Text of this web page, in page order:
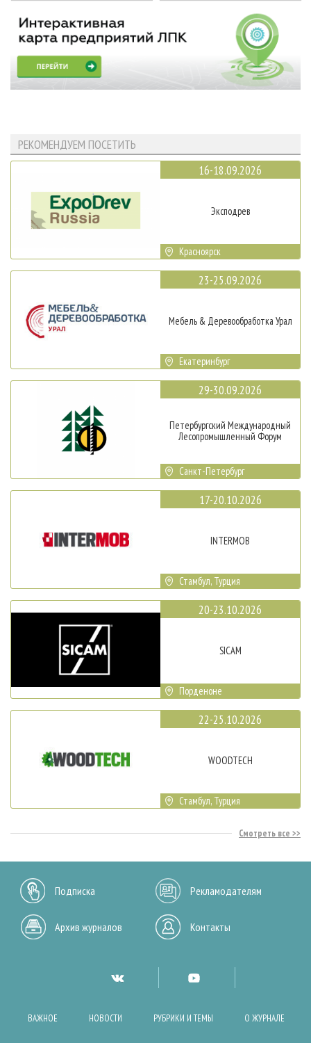
РЕКОМЕНДУЕМ ПОСЕТИТЬ
16-18.09.2026
Эксподрев
Красноярск
23-25.09.2026
Мебель & Деревообработка Урал
Екатеринбург
29-30.09.2026
Петербургский Международный
Лесопромышленный Форум
Санкт-Петербург
17-20.10.2026
INTERMOB
Стамбул, Турция
20-23.10.2026
SICAM
Порденоне
22-25.10.2026
WOODTECH
Стамбул, Турция
Смотреть все
Подписка Рекламодателям
Архив журналов Контакты
ВАЖНОЕ НОВОСТИ РУБРИКИ И ТЕМЫ О ЖУРНАЛЕ